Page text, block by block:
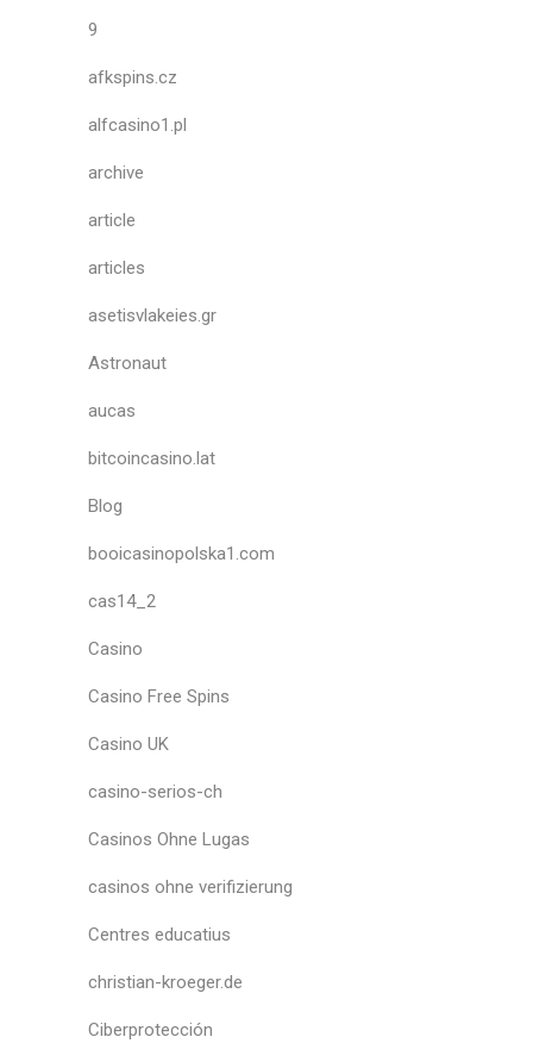
9
afkspins.cz
alfcasino1.pl
archive
article
articles
asetisvlakeies.gr
Astronaut
aucas
bitcoincasino.lat
Blog
booicasinopolska1.com
cas14_2
Casino
Casino Free Spins
Casino UK
casino-serios-ch
Casinos Ohne Lugas
casinos ohne verifizierung
Centres educatius
christian-kroeger.de
Ciberprotección